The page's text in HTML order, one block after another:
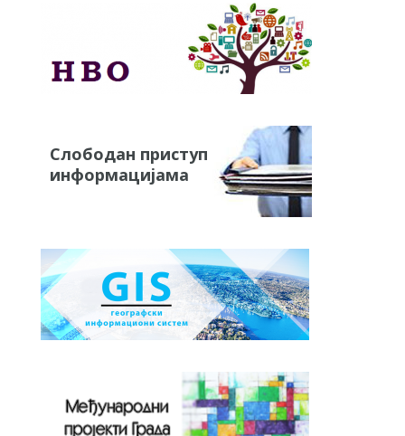
Слободан приступ
информацијама